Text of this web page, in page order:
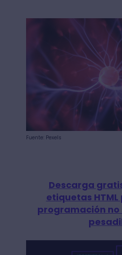
Fuente: Pexels
Descarga
etiquetas
programación no